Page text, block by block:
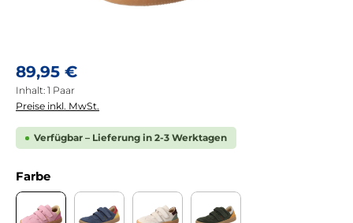
Regulärer Preis:
89,95 €
Inhalt: 1 Paar
Preise inkl. MwSt.
Verfügbar – Lieferung in 2-3 Werktagen
Farbeauswählen